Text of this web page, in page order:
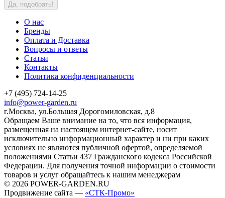
Да, подобрать!
О нас
Бренды
Оплата и Доставка
Вопросы и ответы
Статьи
Контакты
Политика конфиденциальности
+7 (495) 724-14-25
info@power-garden.ru
г.Москва, ул.Большая Дорогомиловская, д.8
Обращаем Ваше внимание на то, что вся информация,
размещенная на настоящем интернет-сайте, носит
исключительно информационный характер и ни при каких
условиях не являются публичной офертой, определяемой
положениями Статьи 437 Гражданского кодекса Российской
Федерации. Для получения точной информации о стоимости
товаров и услуг обращайтесь к нашим менеджерам
© 2026 POWER-GARDEN.RU
Продвижение сайта — «СТК-Промо»